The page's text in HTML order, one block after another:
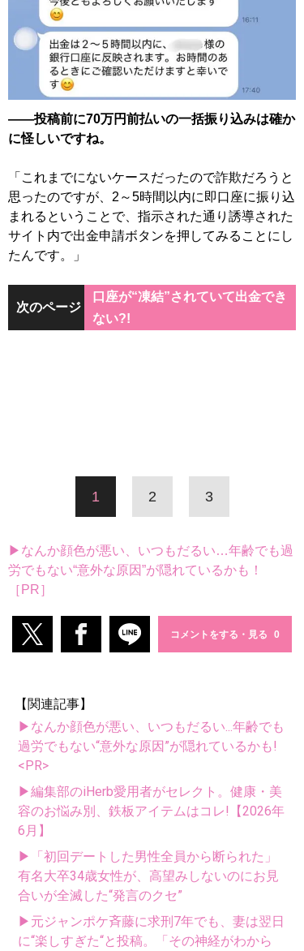
――投稿前に70万円前払いの一括振り込みは確か
に怪しいですね。
「これまでにないケースだったので詐欺だろうと
思ったのですが、2～5時間以内に即口座に振り込
まれるということで、指示された通り誘導された
サイト内で出金申請ボタンを押してみることにし
たんです。」
次のページ
口座が“凍結”されていて出金でき
ない?!
1 2 3
▶なんか顔色が悪い、いつもだるい…年齢でも過
労でもない“意外な原因”が隠れているかも！
［PR］
コメントをする・見る
【関連記事】
▶なんか顔色が悪い、いつもだるい...年齢でも
過労でもない“意外な原因”が隠れているかも!
<PR>
▶編集部のiHerb愛用者がセレクト。健康・美
容のお悩み別、鉄板アイテムはコレ!【2026年
6月】
▶「初回デートした男性全員から断られた」
有名大卒34歳女性が、高望みしないのにお見
合いが全滅した“発言のクセ”
▶元ジャンポケ斉藤に求刑7年でも、妻は翌日
に“楽しすぎた“と投稿。「その神経がわから